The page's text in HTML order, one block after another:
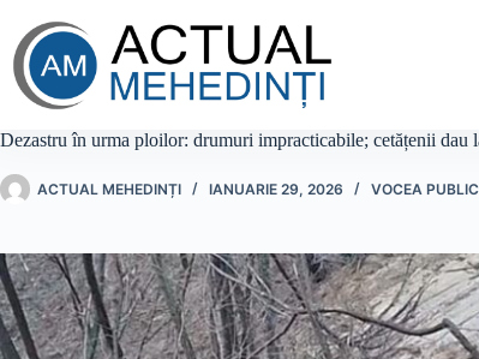
conținut
Dezastru în urma ploilor: drumuri impracticabile; cetățenii dau
ACTUAL MEHEDINȚI IANUARIE 29, 2026 VOCEA